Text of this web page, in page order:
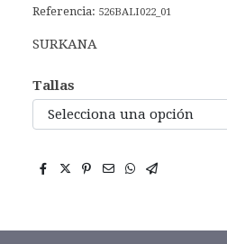
Referencia: 526BALI022_01
SURKANA
Tallas